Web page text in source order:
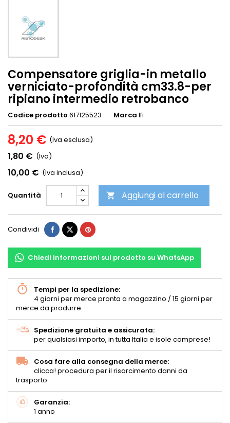
Compensatore griglia-in metallo
verniciato-profondità cm33.8-per
ripiano intermedio retrobanco
Codice prodotto 617125523 Marca Ifi
8,20 € (Iva esclusa)
1,80 € (Iva)
10,00 € (Iva inclusa)
Quantità  Aggiungi al carrello
Condividi
Chiedi informazioni sul prodotto su WhatsApp
Tempi per la spedizione:
4 giorni per merce pronta a magazzino / 15 giorni per
merce da produrre
Spedizione gratuita e assicurata:
per qualsiasi importo, in tutta Italia e isole comprese!
Cosa fare alla consegna della merce:
clicca! procedura per il risarcimento danni da
trasporto
Garanzia:
1 anno